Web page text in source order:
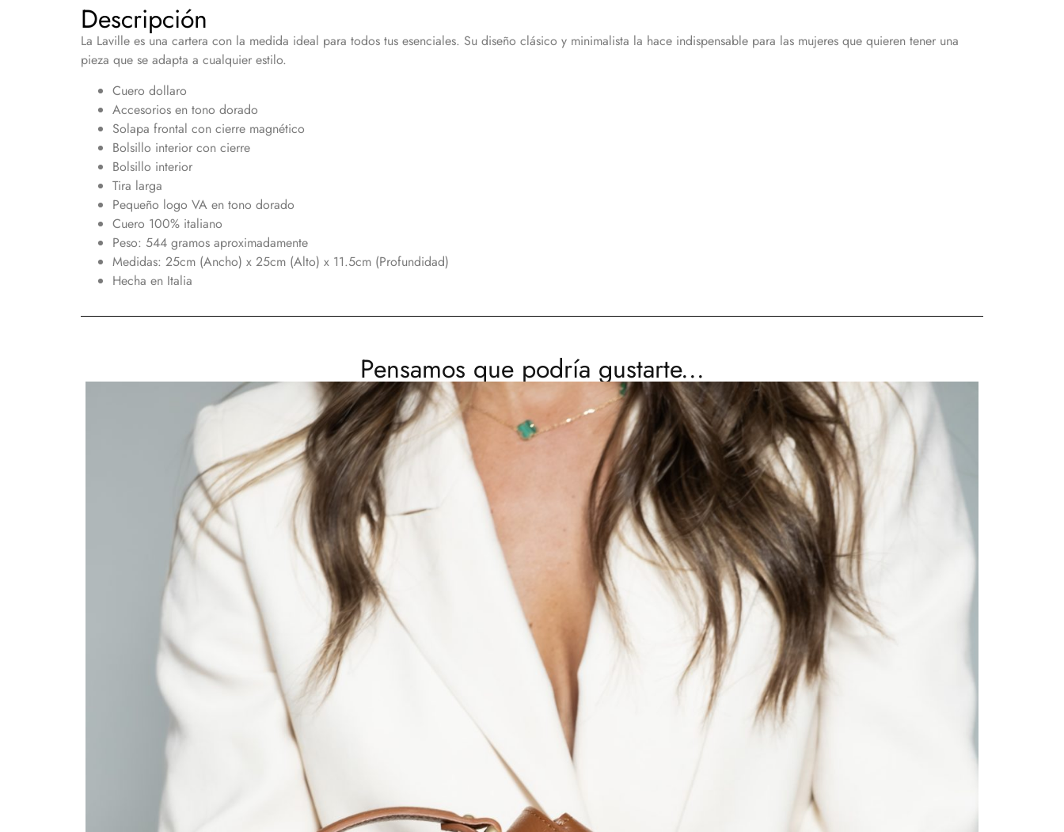
Descripción
La Laville es una cartera con la medida ideal para todos tus esenciales. Su diseño clásico y minimalista la hace indispensable para las mujeres que quieren tener una
pieza que se adapta a cualquier estilo.
Cuero dollaro
Accesorios en tono dorado
Solapa frontal con cierre magnético
Bolsillo interior con cierre
Bolsillo interior
Tira larga
Pequeño logo VA en tono dorado
Cuero 100% italiano
Peso: 544 gramos aproximadamente
Medidas: 25cm (Ancho) x 25cm (Alto) x 11.5cm (Profundidad)
Hecha en Italia
Pensamos que podría gustarte...